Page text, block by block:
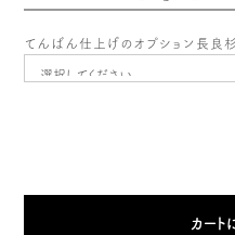
てんばん仕上げのオプション長良杉